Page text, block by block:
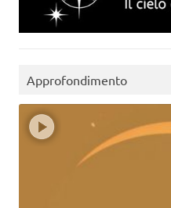
Approfondimento